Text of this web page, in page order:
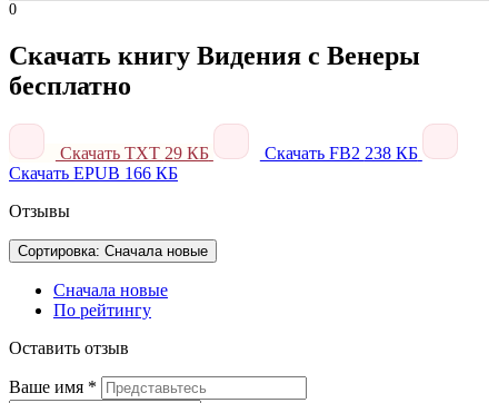
0
Скачать книгу Видения с Венеры
бесплатно
Скачать TXT 29 КБ Скачать FB2 238 КБ
Скачать EPUB 166 КБ
Отзывы
Сортировка: Сначала новые
Сначала новые
По рейтингу
Оставить отзыв
Ваше имя *